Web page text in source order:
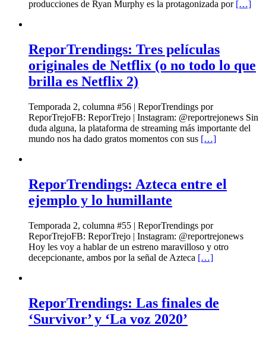
producciones de Ryan Murphy es la protagonizada por […]
ReporTrendings: Tres películas
originales de Netflix (o no todo lo que
brilla es Netflix 2)
Temporada 2, columna #56 | ReporTrendings por
ReporTrejoFB: ReporTrejo | Instagram: @reportrejonews Sin
duda alguna, la plataforma de streaming más importante del
mundo nos ha dado gratos momentos con sus […]
ReporTrendings: Azteca entre el
ejemplo y lo humillante
Temporada 2, columna #55 | ReporTrendings por
ReporTrejoFB: ReporTrejo | Instagram: @reportrejonews
Hoy les voy a hablar de un estreno maravilloso y otro
decepcionante, ambos por la señal de Azteca […]
ReporTrendings: Las finales de
‘Survivor’ y ‘La voz 2020’